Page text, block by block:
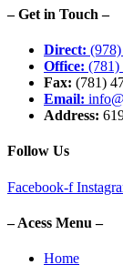
– Get in Touch –
Direct:
Office: (781)
Fax: (781)
Email:
Address:
Follow Us
Facebook-f
– Acess Menu –
Home